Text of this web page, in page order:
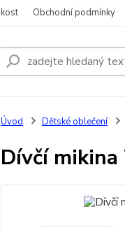
Obchodní podmínky
Úvod Dětské oblečení
Dívčí